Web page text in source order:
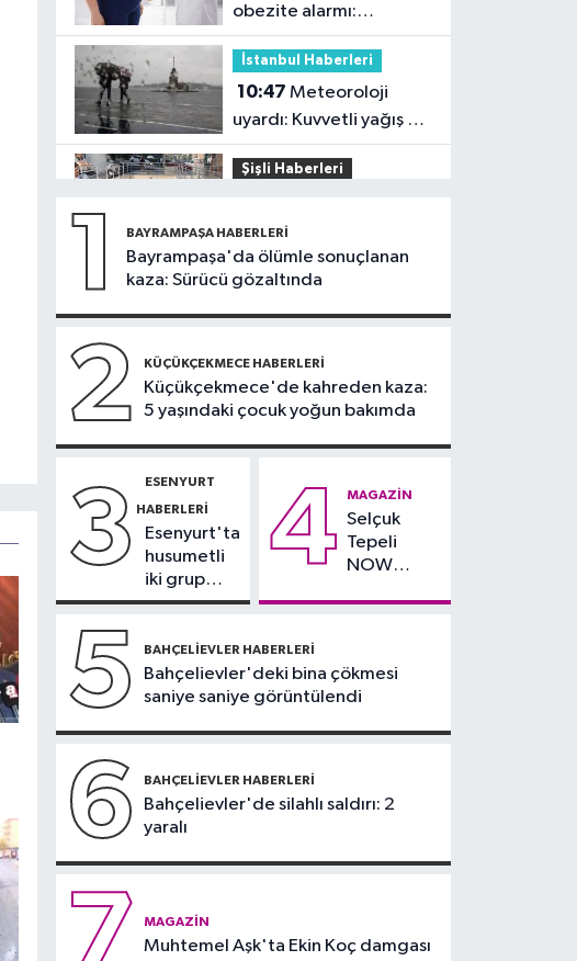
obezite alarmı:
Kadınlarda oran yüzde
40’larda
İstanbul Haberleri
10:47
uyardı: Kuvvetli yağış ve
fırtına geliyor
Şişli Haberleri
dolu anlar! Görme
engelli genç metro
raylarına düştü
İstanbul Haberleri
saniyeler içinde gitti
Güncel
09:56Sahte tebligat
tuzağı! e-Devlet
09:42 Joe Biden’ın
kanseri yayıldı: Oğlu
açıklama
1 BAYRAMPAŞA HABERLERI
Bayrampaşa'da ölümle sonuçlanan
kaza: Sürücü gözaltında
2 KÜÇÜKÇEKMECE HABERLERI
Küçükçekmece'de kahreden kaza:
5 yaşındaki çocuk yoğun bakımda
3 ESENYURT
HABERLERI
Esenyurt'ta
husumetli
iki grup
arasında
kavga
4 MAGAZIN
Selçuk
Tepeli
NOW
5 BAHÇELIEVLER HABERLERI
Bahçelievler'deki bina çökmesi
saniye saniye görüntülendi
6 BAHÇELIEVLER HABERLERI
Bahçelievler'de silahlı saldırı: 2
yaralı
7 MAGAZIN
Muhtemel Aşk'ta Ekin Koç damgası